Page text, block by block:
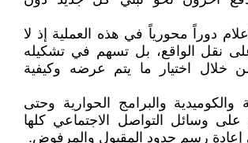
دوراً محورياً في هذه العملية إذ لا
نقل الواقع، بل تسهم في تشكيله
خلال اختيار ما يتم عرضه وكيفية
والكوميدية والبرامج الحوارية وحتى
على وسائل التواصل الاجتماعي كلها
رسم حدود المقبول والمرفوض.